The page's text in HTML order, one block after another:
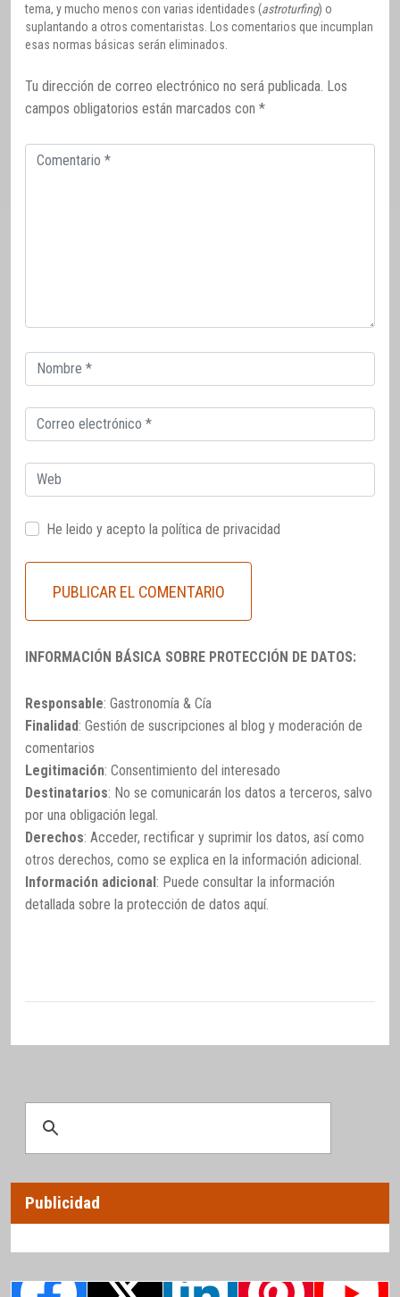
tema, y mucho menos con varias identidades (astroturfing) o
suplantando a otros comentaristas. Los comentarios que incumplan
esas normas básicas serán eliminados.
Tu dirección de correo electrónico no será publicada. Los
campos obligatorios están marcados con *
Comentario
Correo
electrónico
Correo
electrónico
Web
He leido y acepto la política de privacidad
INFORMACIÓN BÁSICA SOBRE PROTECCIÓN DE DATOS:
Responsable: Gastronomía & Cía
Finalidad: Gestión de suscripciones al blog y moderación de
comentarios
Legitimación: Consentimiento del interesado
Destinatarios: No se comunicarán los datos a terceros, salvo
por una obligación legal.
Derechos: Acceder, rectificar y suprimir los datos, así como
otros derechos, como se explica en la información adicional.
Información adicional: Puede consultar la información
detallada sobre la protección de datos aquí.
Publicidad